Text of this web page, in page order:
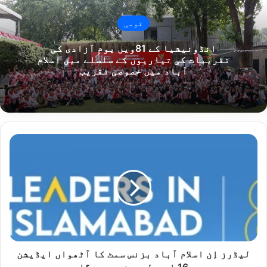
قومی
انڈونیشیا کے 81ویں یومِ آزادی کی
تقریبات کی تیاریوں کے سلسلے میں اسلام
آباد میں خصوصی تقریب
ل
ر
ز
اِ
ن
ا
س
لیڈرز اِن اسلام آباد بزنس سمٹ کا آٹھواں ایڈیشن